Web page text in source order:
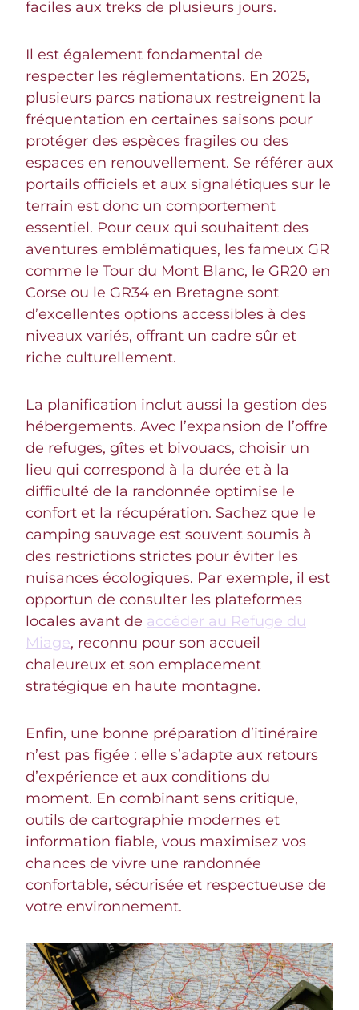
faciles aux treks de plusieurs jours.
Il est également fondamental de
respecter les réglementations. En 2025,
plusieurs parcs nationaux restreignent la
fréquentation en certaines saisons pour
protéger des espèces fragiles ou des
espaces en renouvellement. Se référer aux
portails officiels et aux signalétiques sur le
terrain est donc un comportement
essentiel. Pour ceux qui souhaitent des
aventures emblématiques, les fameux GR
comme le Tour du Mont Blanc, le GR20 en
Corse ou le GR34 en Bretagne sont
d’excellentes options accessibles à des
niveaux variés, offrant un cadre sûr et
riche culturellement.
La planification inclut aussi la gestion des
hébergements. Avec l’expansion de l’offre
de refuges, gîtes et bivouacs, choisir un
lieu qui correspond à la durée et à la
difficulté de la randonnée optimise le
confort et la récupération. Sachez que le
camping sauvage est souvent soumis à
des restrictions strictes pour éviter les
nuisances écologiques. Par exemple, il est
opportun de consulter les plateformes
locales avant de accéder au Refuge du
Miage, reconnu pour son accueil
chaleureux et son emplacement
stratégique en haute montagne.
Enfin, une bonne préparation d’itinéraire
n’est pas figée : elle s’adapte aux retours
d’expérience et aux conditions du
moment. En combinant sens critique,
outils de cartographie modernes et
information fiable, vous maximisez vos
chances de vivre une randonnée
confortable, sécurisée et respectueuse de
votre environnement.